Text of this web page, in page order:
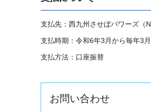
支払先：西九州させぼパワーズ（
支払時期：令和6年3月から毎年3月
支払方法：口座振替
お問い合わせ